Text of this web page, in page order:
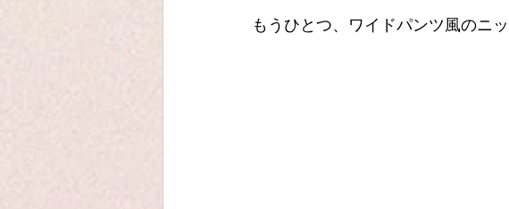
もうひとつ、ワイドパンツ風のニ